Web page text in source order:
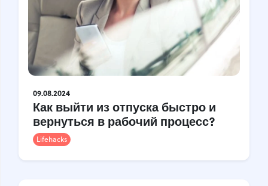
09.08.2024
Как выйти из отпуска быстро и
вернуться в рабочий процесс?
Lifehacks